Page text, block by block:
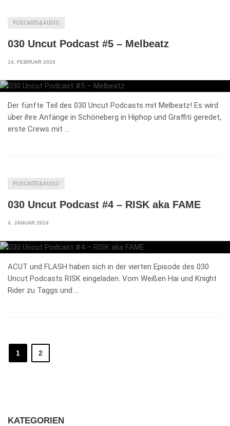
PODCASTS & AUDIO
030 Uncut Podcast #5 – Melbeatz
14. FEBRUAR 2024
Der fünfte Teil des 030 Uncut Podcasts mit Melbeatz! Es wird
über ihre Anfänge in Schöneberg in Hiphop und Graffiti geredet,
erste Crews mit …
PODCASTS & AUDIO
030 Uncut Podcast #4 – RISK aka FAME
4. JANUAR 2024
ACUT und FLASH haben sich in der vierten Episode des 030
Uncut Podcasts RISK eingeladen. Vom Weißen Hai und Knight
Rider zu Taggs und …
1 2
KATEGORIEN